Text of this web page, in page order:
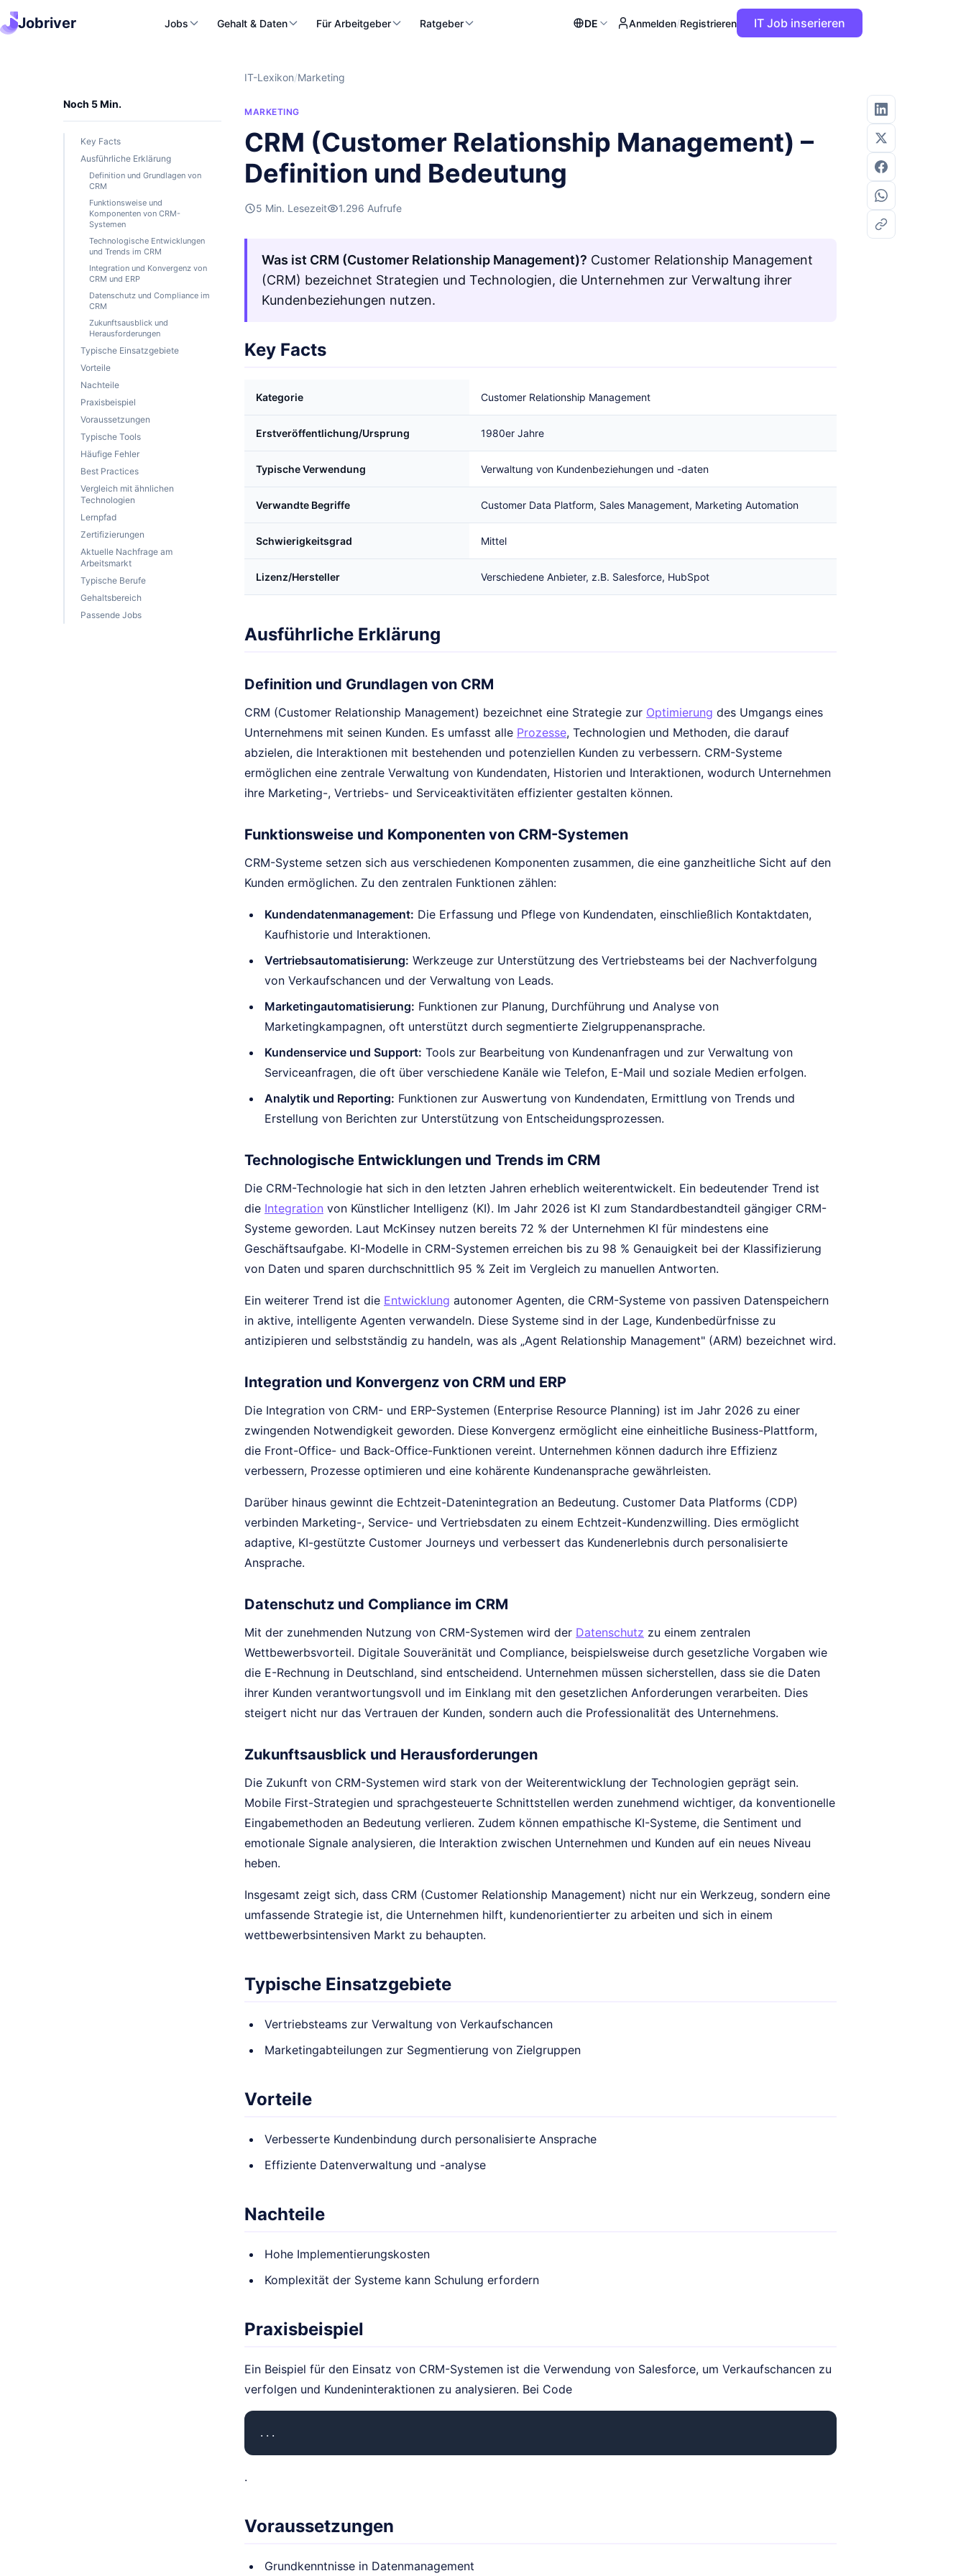
Jobriver Jobs Gehalt & Daten Für Arbeitgeber Ratgeber DE Anmelden/Registrieren IT Job inserieren
Noch 5 Min.
Key Facts
Ausführliche Erklärung
Definition und Grundlagen von
CRM
Funktionsweise und
Komponenten von CRM-
Systemen
Technologische Entwicklungen
und Trends im CRM
Integration und Konvergenz von
CRM und ERP
Datenschutz und Compliance im
CRM
Zukunftsausblick und
Herausforderungen
Typische Einsatzgebiete
Vorteile
Nachteile
Praxisbeispiel
Voraussetzungen
Typische Tools
Häufige Fehler
Best Practices
Vergleich mit ähnlichen
Technologien
Lernpfad
Zertifizierungen
Aktuelle Nachfrage am
Arbeitsmarkt
Typische Berufe
Gehaltsbereich
Passende Jobs
IT-Lexikon/Marketing
MARKETING
CRM (Customer Relationship Management) –
Definition und Bedeutung
5 Min. Lesezeit 1.296 Aufrufe
Was ist CRM (Customer Relationship Management)? Customer Relationship Management
(CRM) bezeichnet Strategien und Technologien, die Unternehmen zur Verwaltung ihrer
Kundenbeziehungen nutzen.
Key Facts
Kategorie Customer Relationship Management
Erstveröffentlichung/Ursprung 1980er Jahre
Typische Verwendung Verwaltung von Kundenbeziehungen und -daten
Verwandte Begriffe Customer Data Platform, Sales Management, Marketing Automation
Schwierigkeitsgrad Mittel
Lizenz/Hersteller Verschiedene Anbieter, z.B. Salesforce, HubSpot
Ausführliche Erklärung
Definition und Grundlagen von CRM
CRM (Customer Relationship Management) bezeichnet eine Strategie zur Optimierung des Umgangs eines
Unternehmens mit seinen Kunden. Es umfasst alle Prozesse, Technologien und Methoden, die darauf
abzielen, die Interaktionen mit bestehenden und potenziellen Kunden zu verbessern. CRM-Systeme
ermöglichen eine zentrale Verwaltung von Kundendaten, Historien und Interaktionen, wodurch Unternehmen
ihre Marketing-, Vertriebs- und Serviceaktivitäten effizienter gestalten können.
Funktionsweise und Komponenten von CRM-Systemen
CRM-Systeme setzen sich aus verschiedenen Komponenten zusammen, die eine ganzheitliche Sicht auf den
Kunden ermöglichen. Zu den zentralen Funktionen zählen:
Kundendatenmanagement: Die Erfassung und Pflege von Kundendaten, einschließlich Kontaktdaten,
Kaufhistorie und Interaktionen.
Vertriebsautomatisierung: Werkzeuge zur Unterstützung des Vertriebsteams bei der Nachverfolgung
von Verkaufschancen und der Verwaltung von Leads.
Marketingautomatisierung: Funktionen zur Planung, Durchführung und Analyse von
Marketingkampagnen, oft unterstützt durch segmentierte Zielgruppenansprache.
Kundenservice und Support: Tools zur Bearbeitung von Kundenanfragen und zur Verwaltung von
Serviceanfragen, die oft über verschiedene Kanäle wie Telefon, E-Mail und soziale Medien erfolgen.
Analytik und Reporting: Funktionen zur Auswertung von Kundendaten, Ermittlung von Trends und
Erstellung von Berichten zur Unterstützung von Entscheidungsprozessen.
Technologische Entwicklungen und Trends im CRM
Die CRM-Technologie hat sich in den letzten Jahren erheblich weiterentwickelt. Ein bedeutender Trend ist
die Integration von Künstlicher Intelligenz (KI). Im Jahr 2026 ist KI zum Standardbestandteil gängiger CRM-
Systeme geworden. Laut McKinsey nutzen bereits 72 % der Unternehmen KI für mindestens eine
Geschäftsaufgabe. KI-Modelle in CRM-Systemen erreichen bis zu 98 % Genauigkeit bei der Klassifizierung
von Daten und sparen durchschnittlich 95 % Zeit im Vergleich zu manuellen Antworten.
Ein weiterer Trend ist die Entwicklung autonomer Agenten, die CRM-Systeme von passiven Datenspeichern
in aktive, intelligente Agenten verwandeln. Diese Systeme sind in der Lage, Kundenbedürfnisse zu
antizipieren und selbstständig zu handeln, was als „Agent Relationship Management" (ARM) bezeichnet wird.
Integration und Konvergenz von CRM und ERP
Die Integration von CRM- und ERP-Systemen (Enterprise Resource Planning) ist im Jahr 2026 zu einer
zwingenden Notwendigkeit geworden. Diese Konvergenz ermöglicht eine einheitliche Business-Plattform,
die Front-Office- und Back-Office-Funktionen vereint. Unternehmen können dadurch ihre Effizienz
verbessern, Prozesse optimieren und eine kohärente Kundenansprache gewährleisten.
Darüber hinaus gewinnt die Echtzeit-Datenintegration an Bedeutung. Customer Data Platforms (CDP)
verbinden Marketing-, Service- und Vertriebsdaten zu einem Echtzeit-Kundenzwilling. Dies ermöglicht
adaptive, KI-gestützte Customer Journeys und verbessert das Kundenerlebnis durch personalisierte
Ansprache.
Datenschutz und Compliance im CRM
Mit der zunehmenden Nutzung von CRM-Systemen wird der Datenschutz zu einem zentralen
Wettbewerbsvorteil. Digitale Souveränität und Compliance, beispielsweise durch gesetzliche Vorgaben wie
die E-Rechnung in Deutschland, sind entscheidend. Unternehmen müssen sicherstellen, dass sie die Daten
ihrer Kunden verantwortungsvoll und im Einklang mit den gesetzlichen Anforderungen verarbeiten. Dies
steigert nicht nur das Vertrauen der Kunden, sondern auch die Professionalität des Unternehmens.
Zukunftsausblick und Herausforderungen
Die Zukunft von CRM-Systemen wird stark von der Weiterentwicklung der Technologien geprägt sein.
Mobile First-Strategien und sprachgesteuerte Schnittstellen werden zunehmend wichtiger, da konventionelle
Eingabemethoden an Bedeutung verlieren. Zudem können empathische KI-Systeme, die Sentiment und
emotionale Signale analysieren, die Interaktion zwischen Unternehmen und Kunden auf ein neues Niveau
heben.
Insgesamt zeigt sich, dass CRM (Customer Relationship Management) nicht nur ein Werkzeug, sondern eine
umfassende Strategie ist, die Unternehmen hilft, kundenorientierter zu arbeiten und sich in einem
wettbewerbsintensiven Markt zu behaupten.
Typische Einsatzgebiete
Vertriebsteams zur Verwaltung von Verkaufschancen
Marketingabteilungen zur Segmentierung von Zielgruppen
Vorteile
Verbesserte Kundenbindung durch personalisierte Ansprache
Effiziente Datenverwaltung und -analyse
Nachteile
Hohe Implementierungskosten
Komplexität der Systeme kann Schulung erfordern
Praxisbeispiel
Ein Beispiel für den Einsatz von CRM-Systemen ist die Verwendung von Salesforce, um Verkaufschancen zu
verfolgen und Kundeninteraktionen zu analysieren. Bei Code
...
.
Voraussetzungen
Grundkenntnisse in Datenmanagement